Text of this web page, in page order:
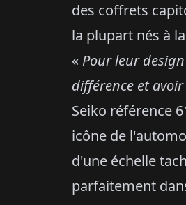
des coffrets
la plupart nés à
« Pour leur
différence et
Seiko référence
icône de
d'une échelle
parfaitement